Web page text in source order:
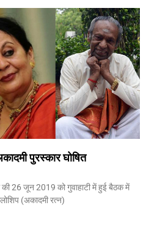
पुरस्कार घोषित
26 जून 2019 को गुवाहाटी में हुई बैठक में
(अकादमी रत्न)